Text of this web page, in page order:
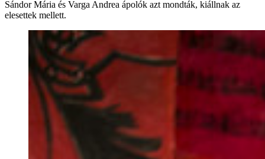
Sándor Mária és Varga Andrea ápolók azt mondták, kiállnak az
elesettek mellett.